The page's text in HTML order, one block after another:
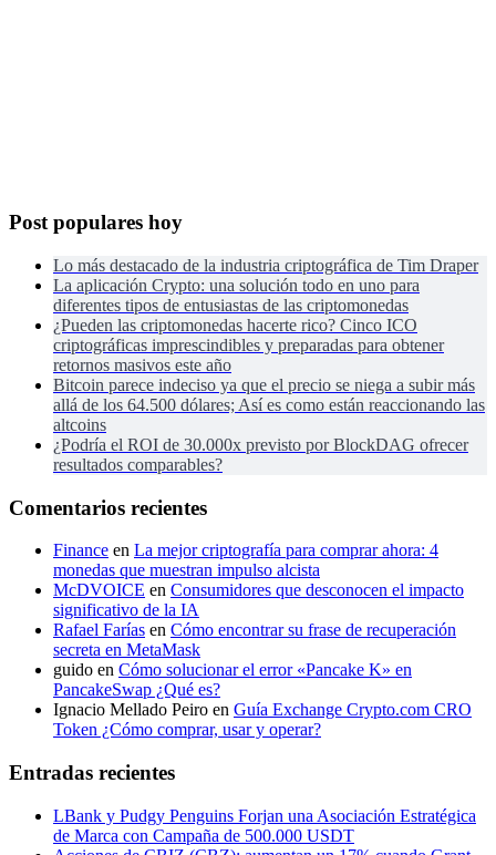
Post populares hoy
Lo más destacado de la industria criptográfica de Tim Draper
La aplicación Crypto: una solución todo en uno para
diferentes tipos de entusiastas de las criptomonedas
¿Pueden las criptomonedas hacerte rico? Cinco ICO
criptográficas imprescindibles y preparadas para obtener
retornos masivos este año
Bitcoin parece indeciso ya que el precio se niega a subir más
allá de los 64.500 dólares; Así es como están reaccionando las
altcoins
¿Podría el ROI de 30.000x previsto por BlockDAG ofrecer
resultados comparables?
Comentarios recientes
Finance en La mejor criptografía para comprar ahora: 4
monedas que muestran impulso alcista
McDVOICE en Consumidores que desconocen el impacto
significativo de la IA
Rafael Farías en Cómo encontrar su frase de recuperación
secreta en MetaMask
guido en Cómo solucionar el error «Pancake K» en
PancakeSwap ¿Qué es?
Ignacio Mellado Peiro en Guía Exchange Crypto.com CRO
Token ¿Cómo comprar, usar y operar?
Entradas recientes
LBank y Pudgy Penguins Forjan una Asociación Estratégica
de Marca con Campaña de 500.000 USDT